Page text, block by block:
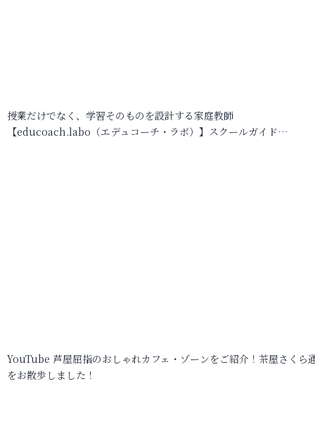
授業だけでなく、学習そのものを設計する家庭教師
【educoach.labo（エデュコーチ・ラボ）】スクールガイド…
YouTube 芦屋屈指のおしゃれカフェ・ゾーンをご紹介！茶屋さくら
をお散歩しました！